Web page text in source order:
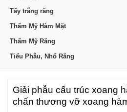
Tẩy trắng răng
Thẩm Mỹ Hàm Mặt
Thẩm Mỹ Răng
Tiểu Phẫu, Nhổ Răng
Giải phẫu cấu trúc xoang
chấn thương vỡ xoang